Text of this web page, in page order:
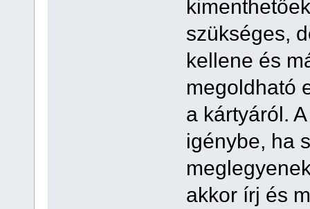
szükséges,
kellene és
megoldható
a kártyáról.
igénybe, ha
akkor írj és